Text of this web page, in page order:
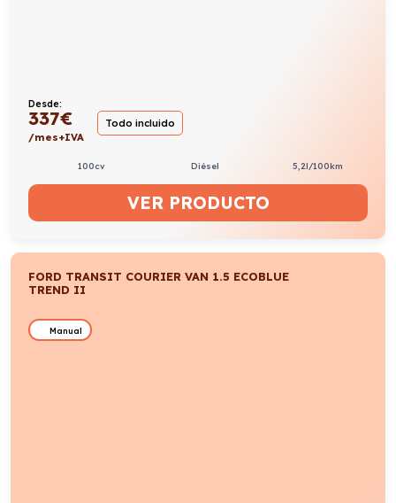
Desde:
337€
/mes+IVA
Todo incluido
100cv Diésel 5,2l/100km
VER PRODUCTO
FORD TRANSIT COURIER VAN 1.5 ECOBLUE
TREND II
Manual